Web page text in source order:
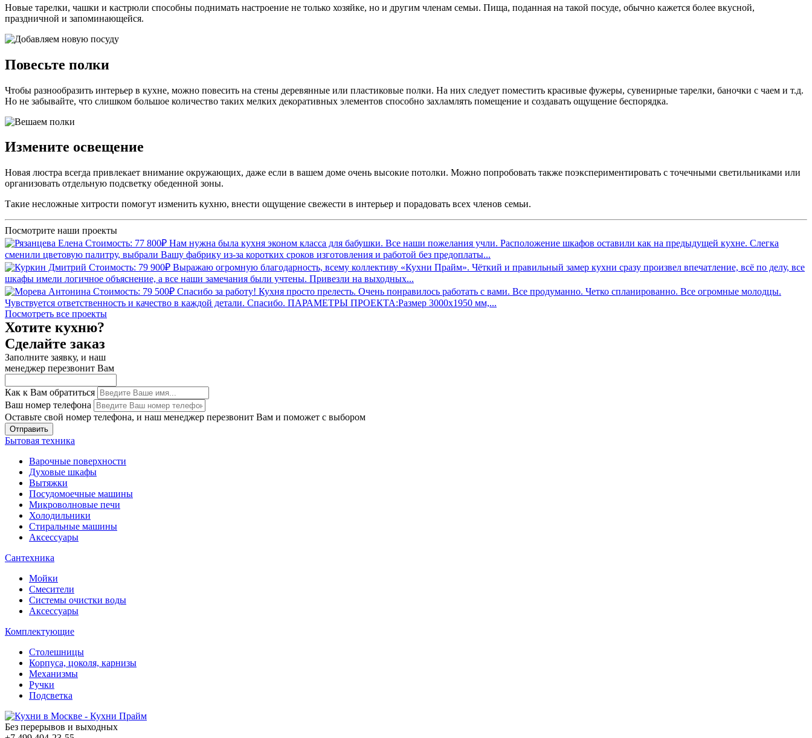
Новые тарелки, чашки и кастрюли способны поднимать настроение не только хозяйке, но и другим членам семьи. Пища, поданная на такой посуде, обычно кажется более вкусной,
праздничной и запоминающейся.
Повесьте полки
Чтобы разнообразить интерьер в кухне, можно повесить на стены деревянные или пластиковые полки. На них следует поместить красивые фужеры, сувенирные тарелки, баночки с чаем и т.д.
Но не забывайте, что слишком большое количество таких мелких декоративных элементов способно захламлять помещение и создавать ощущение беспорядка.
Измените освещение
Новая люстра всегда привлекает внимание окружающих, даже если в вашем доме очень высокие потолки. Можно попробовать также поэкспериментировать с точечными светильниками или
организовать отдельную подсветку обеденной зоны.
Такие несложные хитрости помогут изменить кухню, внести ощущение свежести в интерьер и порадовать всех членов семьи.
Посмотрите наши проекты
Стоимость: 77 800₽ Нам нужна была кухня эконом класса для бабушки. Все наши пожелания учли. Расположение шкафов оставили как на предыдущей кухне. Слегка
сменили цветовую палитру, выбрали Вашу фабрику из-за коротких сроков изготовления и работой без предоплаты...
Стоимость: 79 900₽ Выражаю огромную благодарность, всему коллективу «Кухни Прайм». Чёткий и правильный замер кухни сразу произвел впечатление, всё по делу, все
шкафы имели логичное объяснение, а все наши замечания были учтены. Привезли на выходных...
Стоимость: 79 500₽ Спасибо за работу! Кухня просто прелесть. Очень понравилось работать с вами. Все продуманно. Четко спланированно. Все огромные молодцы.
Чувствуется ответственность и качество в каждой детали. Спасибо. ПАРАМЕТРЫ ПРОЕКТА:Размер 3000х1950 мм,...
Посмотреть все проекты
Хотите кухню?
Сделайте заказ
Заполните заявку, и наш
менеджер перезвонит Вам
Как к Вам обратиться
Ваш номер телефона
Оставьте свой номер телефона, и наш менеджер перезвонит Вам и поможет с выбором
Отправить
Бытовая техника
Варочные поверхности
Духовые шкафы
Вытяжки
Посудомоечные машины
Микроволновые печи
Холодильники
Стиральные машины
Аксессуары
Сантехника
Мойки
Смесители
Системы очистки воды
Аксессуары
Комплектующие
Столешницы
Корпуса, цоколя, карнизы
Механизмы
Ручки
Подсветка
Без перерывов и выходных